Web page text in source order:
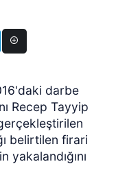
darbe
Recep Tayyip
belirtilen firari
yakalandığını